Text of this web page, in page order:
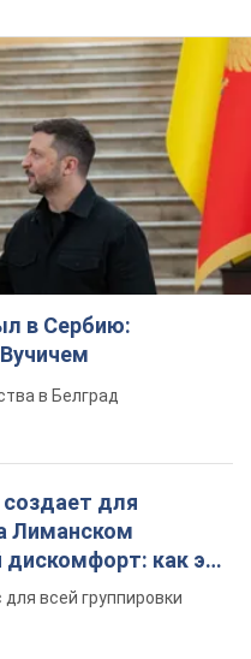
в Сербию:
в Белград
создает для
Лиманском
дискомфорт: как это
всей группировки